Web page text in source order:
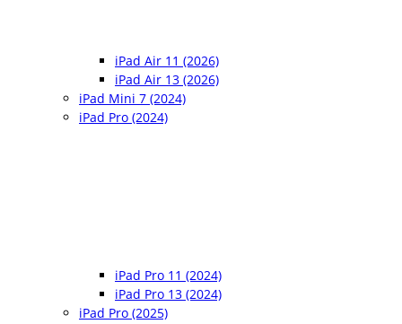
iPad Air 11 (2026)
iPad Air 13 (2026)
iPad Mini 7 (2024)
iPad Pro (2024)
iPad Pro 11 (2024)
iPad Pro 13 (2024)
iPad Pro (2025)